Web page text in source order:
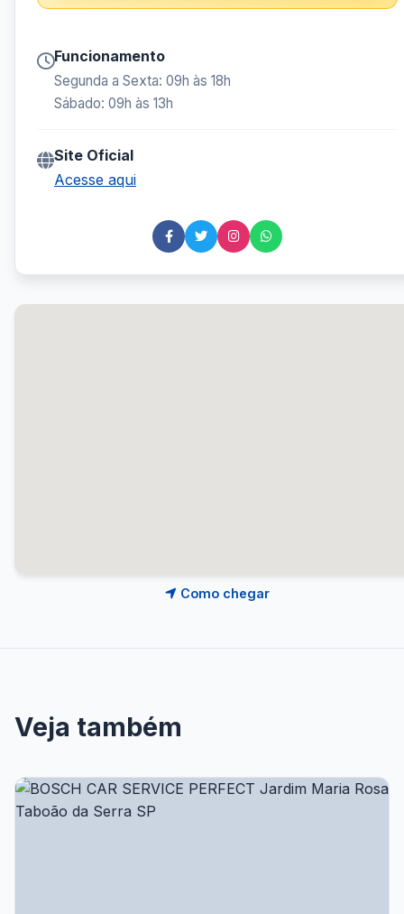
Funcionamento
Segunda a Sexta: 09h às 18h
Sábado: 09h às 13h
Site Oficial
Acesse aqui
Como chegar
Veja também